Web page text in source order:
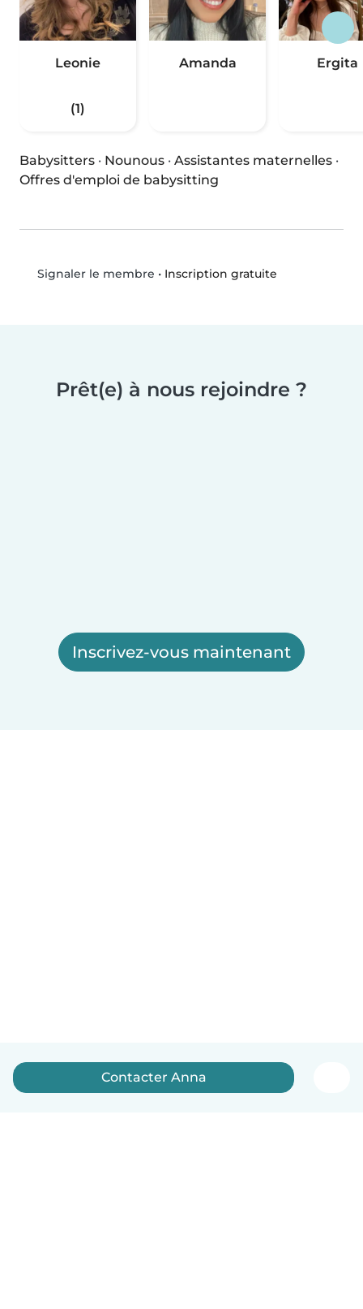
Leonie
(1)
Amanda Ergita
Babysitters · Nounous · Assistantes maternelles ·
Offres d'emploi de babysitting
Signaler le membre • Inscription gratuite
Prêt(e) à nous rejoindre ?
Inscrivez-vous maintenant
Contacter Anna